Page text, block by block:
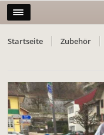
Startseite Zubehör